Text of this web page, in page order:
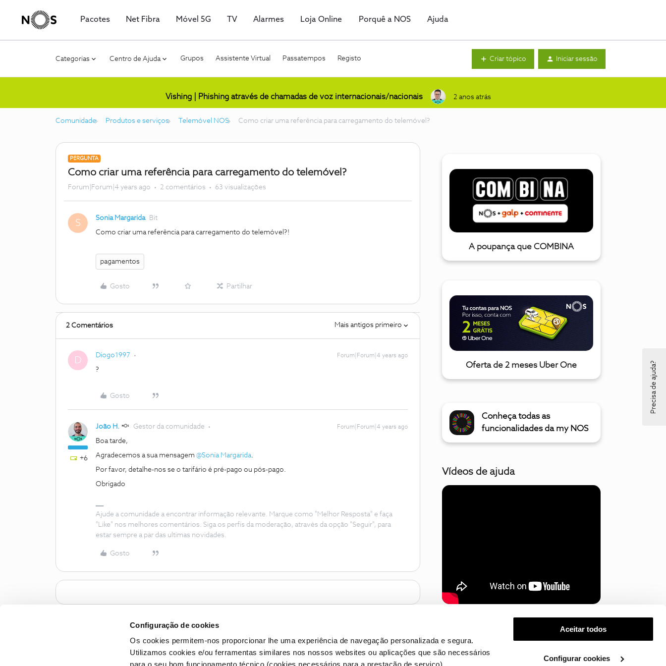
Configuração de cookies
Os cookies permitem-nos proporcionar lhe uma experiência de navegação personalizada e segura.
Utilizamos cookies e/ou ferramentas similares nos nossos websites ou aplicações que são necessários
Aceitar todos
Configurar cookies
Pacotes Net Fibra Móvel 5G TV Alarmes Loja Online Porquê a NOS Ajuda
Categorias Centro de Ajuda Grupos Assistente Virtual Passatempos Registo Criar tópico Iniciar sessão
Vishing | Phishing através de chamadas de voz internacionais/nacionais 2 anos atrás
Comunidade Produtos e serviços Telemóvel NOS Como criar uma referência para carregamento do telemóvel?
PERGUNTA
Como criar uma referência para carregamento do telemóvel?
Forum|Forum|4 years ago 2 comentários 63 visualizações
S Sonia Margarida Bit
Como criar uma referência para carregamento do telemóvel?!
pagamentos
Gosto Partilhar
2 Comentários Mais antigos primeiro
D Diogo1997 Forum|Forum|4 years ago
?
Gosto
+6
João H. Gestor da comunidade Forum|Forum|4 years ago
Boa tarde,
Agradecemos a sua mensagem @Sonia Margarida.
Por favor, detalhe-nos se o tarifário é pré-pago ou pós-pago.
Obrigado
Ajude a comunidade a encontrar informação relevante. Marque como "Melhor Resposta" e faça
"Like" nos melhores comentários. Siga os perfis da moderação, através da opção "Seguir", para
estar sempre a par das ultimas novidades.
Gosto
A poupança que COMBINA
Oferta de 2 meses Uber One
Conheça todas as
funcionalidades da my NOS
Vídeos de ajuda
Precisa de ajuda?